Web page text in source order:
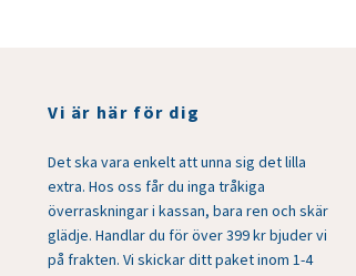
Vi är här för dig
Det ska vara enkelt att unna sig det lilla
extra. Hos oss får du inga tråkiga
överraskningar i kassan, bara ren och skär
glädje. Handlar du för över 399 kr bjuder vi
på frakten. Vi skickar ditt paket inom 1-4